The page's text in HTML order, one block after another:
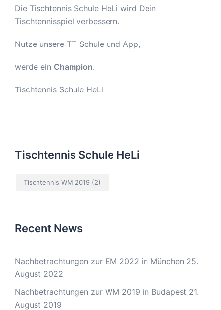
Die Tischtennis Schule HeLi wird Dein
Tischtennisspiel verbessern.
Nutze unsere TT-Schule und App,
werde ein Champion.
Tischtennis Schule HeLi
Tischtennis Schule HeLi
Tischtennis WM 2019 (2)
Recent News
Nachbetrachtungen zur EM 2022 in München 25.
August 2022
Nachbetrachtungen zur WM 2019 in Budapest 21.
August 2019